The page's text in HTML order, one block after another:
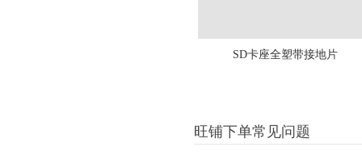
SD卡座全塑带接地片
旺铺下单常见问题